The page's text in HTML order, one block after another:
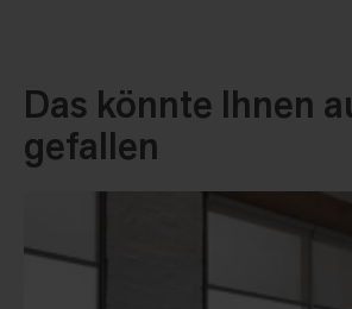
Das könnte Ihnen
gefallen